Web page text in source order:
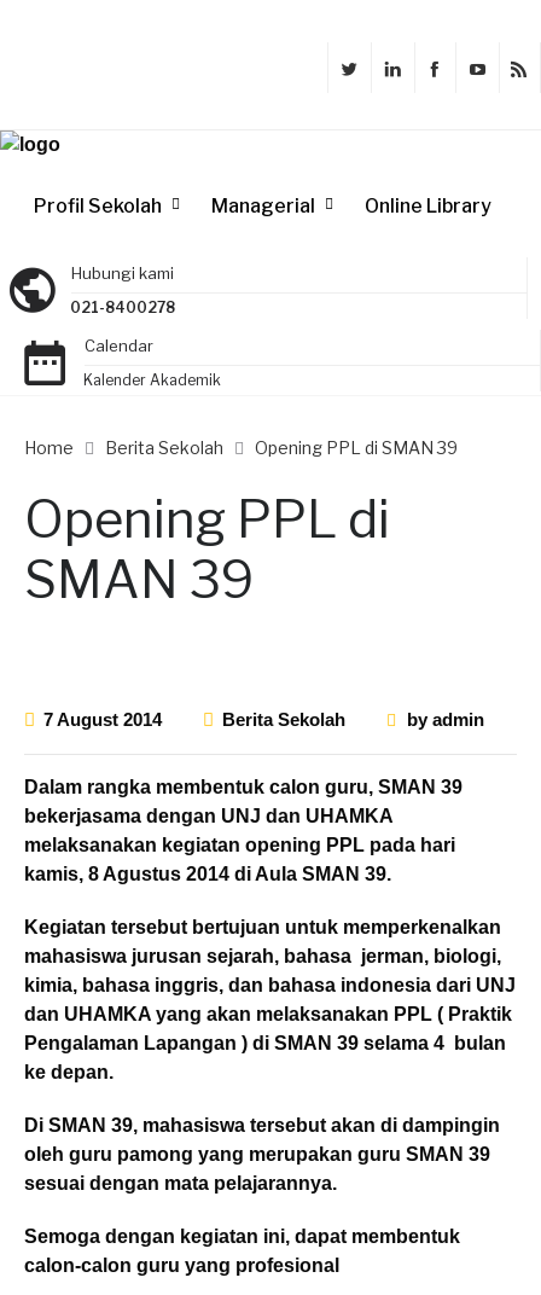
Profil Sekolah Managerial Online Library
Hubungi kami
021-8400278
Calendar
Kalender Akademik
Home Berita Sekolah Opening PPL di SMAN 39
Opening PPL di
SMAN 39
7 August 2014 Berita Sekolah byadmin
Dalam rangka membentuk calon guru, SMAN 39
bekerjasama dengan UNJ dan UHAMKA
melaksanakan kegiatan opening PPL pada hari
kamis, 8 Agustus 2014 di Aula SMAN 39.
Kegiatan tersebut bertujuan untuk memperkenalkan
mahasiswa jurusan sejarah, bahasa jerman, biologi,
kimia, bahasa inggris, dan bahasa indonesia dari UNJ
dan UHAMKA yang akan melaksanakan PPL ( Praktik
Pengalaman Lapangan ) di SMAN 39 selama 4 bulan
ke depan.
Di SMAN 39, mahasiswa tersebut akan di dampingin
oleh guru pamong yang merupakan guru SMAN 39
sesuai dengan mata pelajarannya.
Semoga dengan kegiatan ini, dapat membentuk
calon-calon guru yang profesional